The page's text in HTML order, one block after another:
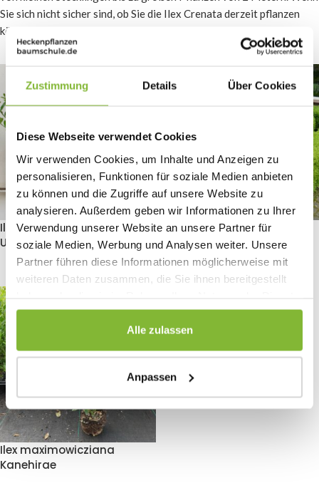
Zustimmung Details Über Cookies
Diese Webseite verwendet Cookies
Wir verwenden Cookies, um Inhalte und Anzeigen zu
personalisieren, Funktionen für soziale Medien anbieten
zu können und die Zugriffe auf unsere Website zu
analysieren. Außerdem geben wir Informationen zu Ihrer
Verwendung unserer Website an unsere Partner für
soziale Medien, Werbung und Analysen weiter. Unsere
Partner führen diese Informationen möglicherweise mit
weiteren Daten zusammen, die Sie ihnen bereitgestellt
gesammelt haben.
Alle zulassen
Anpassen
Sie sich nicht sicher sind, ob Sie die Ilex Crenata derzeit pflanzen
können, beraten wir Sie gerne.
Ilex crenata Caroline
Upright
Ilex crenata Green Hedge
1.25 5.95
Ilex maximowicziana
Kanehirae